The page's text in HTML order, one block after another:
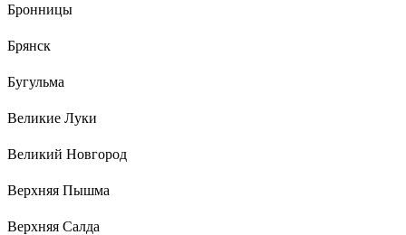
Бронницы
Брянск
Бугульма
Великие Луки
Великий Новгород
Верхняя Пышма
Верхняя Салда